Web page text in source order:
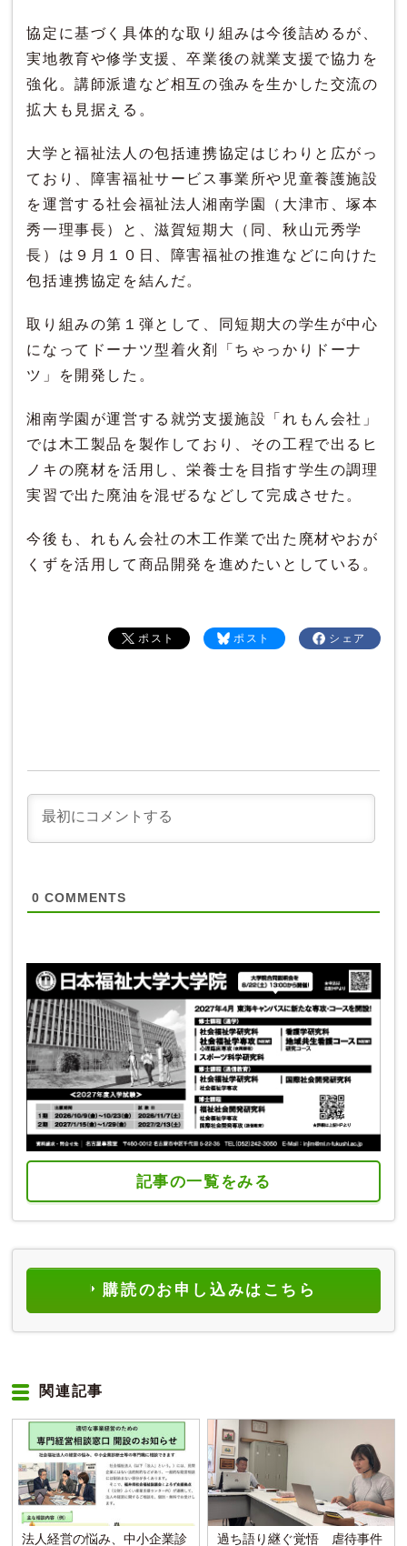
協定に基づく具体的な取り組みは今後詰めるが、
実地教育や修学支援、卒業後の就業支援で協力を
強化。講師派遣など相互の強みを生かした交流の
拡大も見据える。
大学と福祉法人の包括連携協定はじわりと広がっ
ており、障害福祉サービス事業所や児童養護施設
を運営する社会福祉法人湘南学園（大津市、塚本
秀一理事長）と、滋賀短期大（同、秋山元秀学
長）は９月１０日、障害福祉の推進などに向けた
包括連携協定を結んだ。
取り組みの第１弾として、同短期大の学生が中心
になってドーナツ型着火剤「ちゃっかりドーナ
ツ」を開発した。
湘南学園が運営する就労支援施設「れもん会社」
では木工製品を製作しており、その工程で出るヒ
ノキの廃材を活用し、栄養士を目指す学生の調理
実習で出た廃油を混ぜるなどして完成させた。
今後も、れもん会社の木工作業で出た廃材やおが
くずを活用して商品開発を進めたいとしている。
シェア
ポスト
ポスト
0 COMMENTS
記事の一覧をみる
購読のお申し込みはこちら
関連記事
法人経営の悩み、中小企業診 過ち語り継ぐ覚悟 虐待事件